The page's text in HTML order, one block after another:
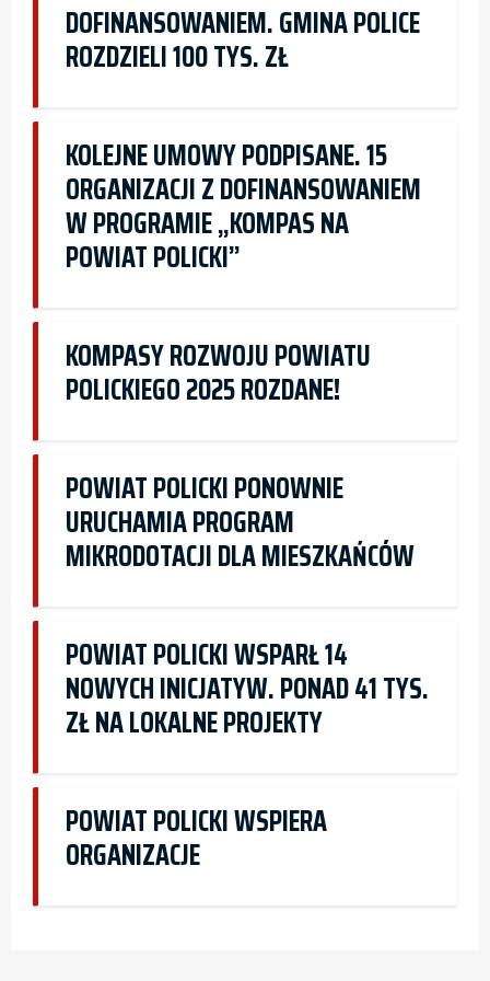
DOFINANSOWANIEM. GMINA POLICE
ROZDZIELI 100 TYS. ZŁ
KOLEJNE UMOWY PODPISANE. 15
ORGANIZACJI Z DOFINANSOWANIEM
W PROGRAMIE „KOMPAS NA
POWIAT POLICKI”
KOMPASY ROZWOJU POWIATU
POLICKIEGO 2025 ROZDANE!
POWIAT POLICKI PONOWNIE
URUCHAMIA PROGRAM
MIKRODOTACJI DLA MIESZKAŃCÓW
POWIAT POLICKI WSPARŁ 14
NOWYCH INICJATYW. PONAD 41 TYS.
ZŁ NA LOKALNE PROJEKTY
POWIAT POLICKI WSPIERA
ORGANIZACJE